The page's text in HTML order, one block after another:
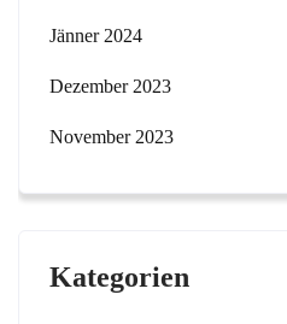
Jänner 2024
Dezember 2023
November 2023
Kategorien